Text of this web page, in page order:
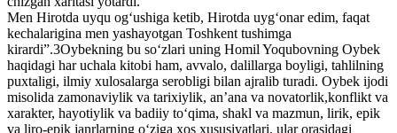
Men Hirotda uyqu og‘ushiga ketib, Hirotda uyg‘onar edim, faqat
kechalarigina men yashayotgan Toshkent tushimga
kirardi”.3Oybekning bu so‘zlari uning Homil Yoqubovning Oybek
haqidagi har uchala kitobi ham, avvalo, dalillarga boyligi, tahlilning
puxtaligi, ilmiy xulosalarga serobligi bilan ajralib turadi. Oybek ijodi
misolida zamonaviylik va tarixiylik, an’ana va novatorlik,konflikt va
xarakter, hayotiylik va badiiy to‘qima, shakl va mazmun, lirik, epik
va liro-epik janrlarning o‘ziga xos xususiyatlari, ular orasidagi